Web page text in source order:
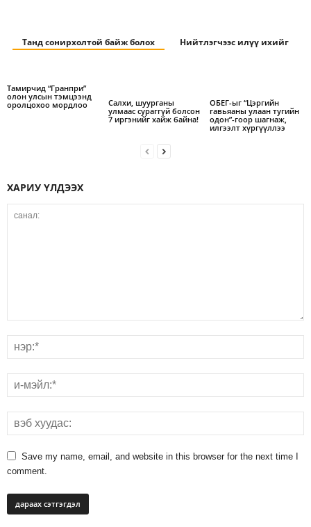
Танд сонирхолтой байж болох Нийтлэгчээс илүү ихийг
Тамирчид “Гранпри”
олон улсын тэмцээнд
оролцохоо мордлоо
Салхи, шуурганы
улмаас сураггүй болсон
7 иргэнийг хайж байна!
ОБЕГ-ыг “Цэргийн
гавьяаны улаан тугийн
одон”-гоор шагнаж,
илгээлт хүргүүллээ
ХАРИУ ҮЛДЭЭХ
Save my name, email, and website in this browser for the next time I
comment.